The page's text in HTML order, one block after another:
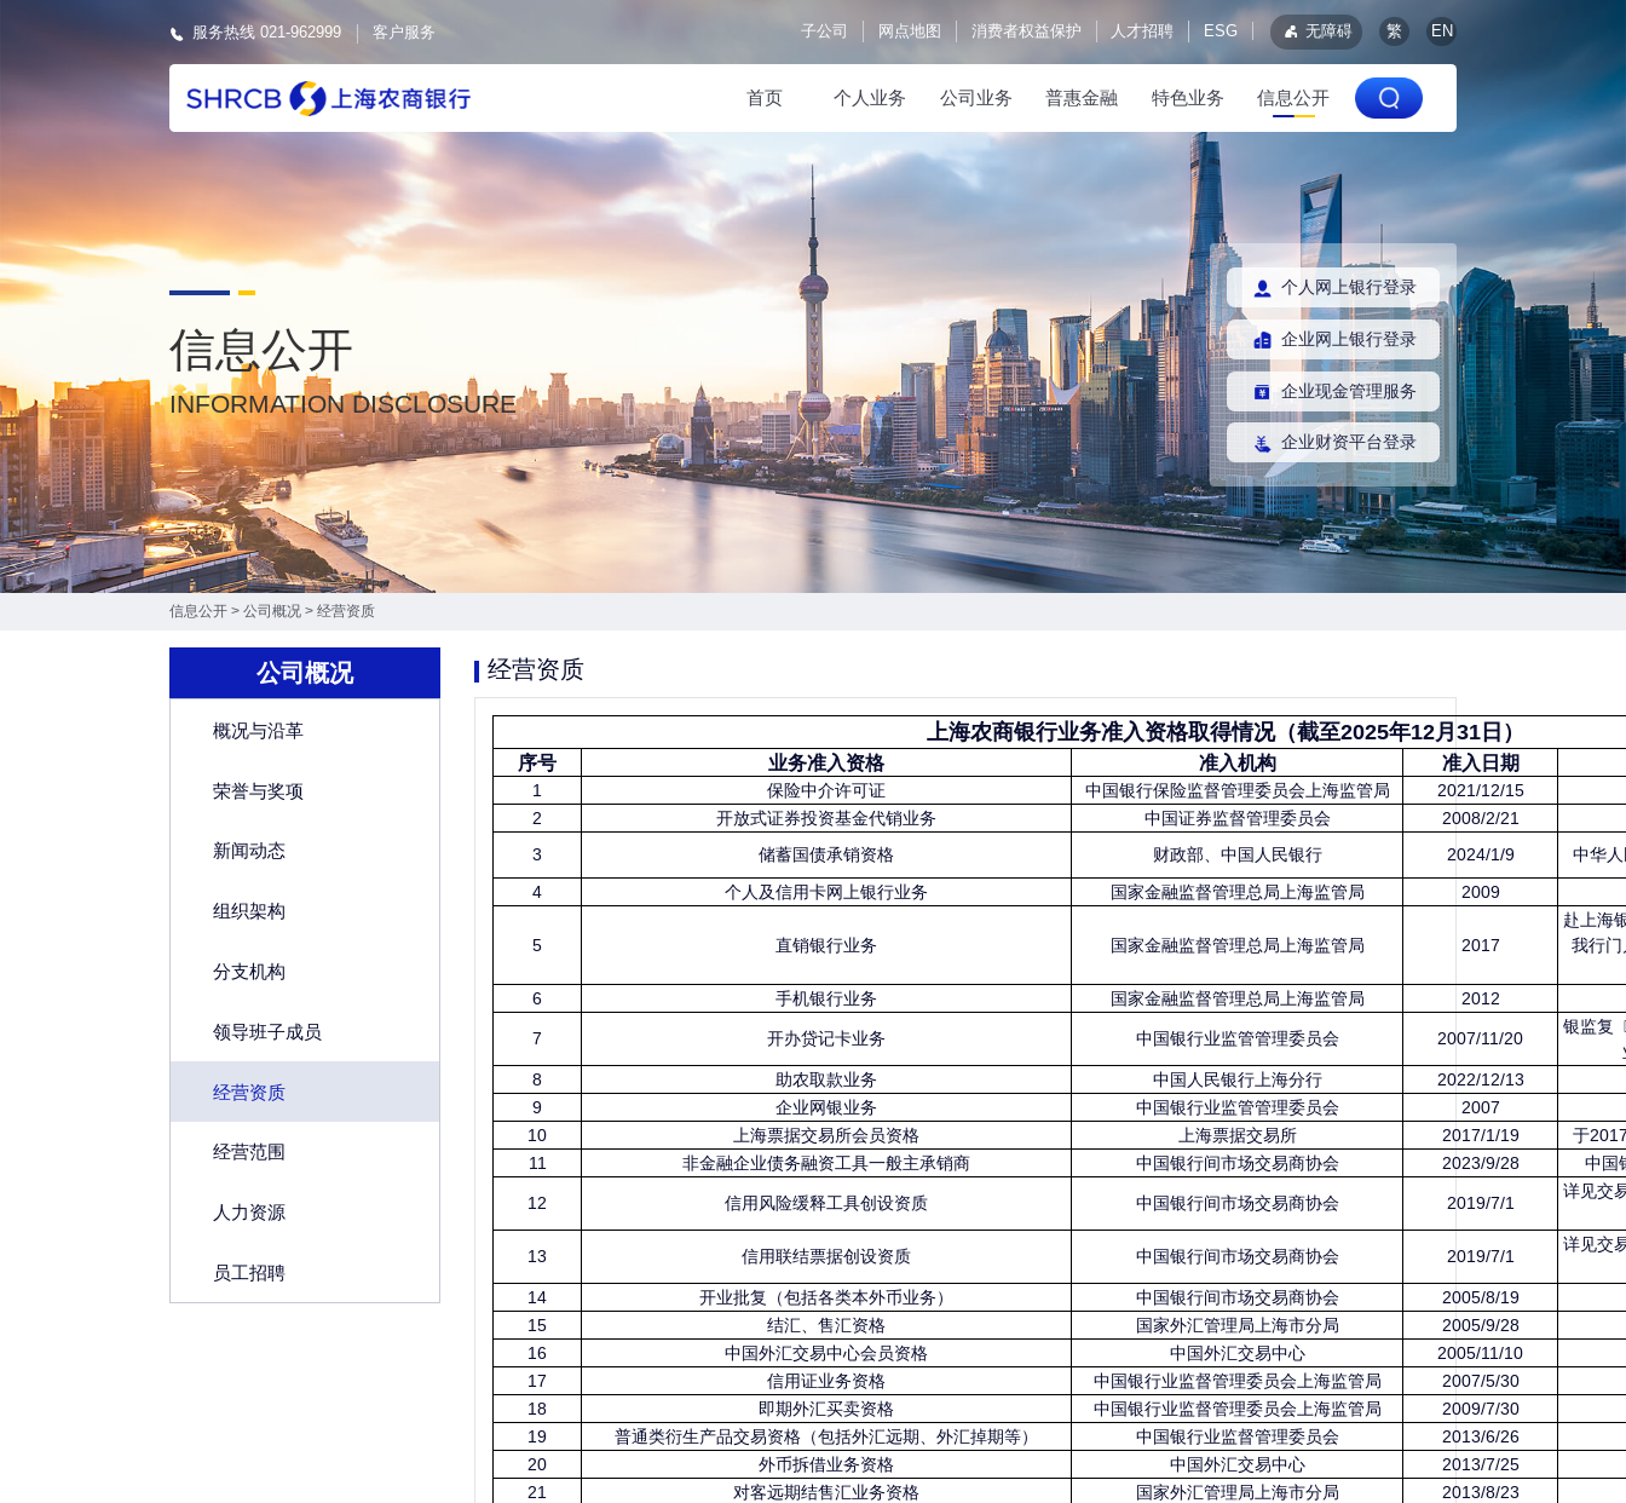
服务热线 021-962999 客户服务 子公司 网点地图 消费者权益保护 人才招聘 ESG 无障碍 繁 EN
个人网上银行登录
企业网上银行登录
企业现金管理服务
企业财资平台登录
首页 个人业务 公司业务 普惠金融 特色业务 信息公开
信息公开
INFORMATION DISCLOSURE
信息公开 > 公司概况 > 经营资质
公司概况
概况与沿革
荣誉与奖项
新闻动态
组织架构
分支机构
领导班子成员
经营资质
经营范围
人力资源
员工招聘
经营资质
上海农商银行业务准入资格取得情况（截至2025年12月31日）
序号 业务准入资格 准入机构 准入日期
1 保险中介许可证 中国银行保险监督管理委员会上海监管局
2021/12/15
2
开放式证券投资基金代销业务 中国证券监督管理委员会
2008/2/21
3
储蓄国债承销资格 财政部、中国人民银行 2024/1/9
中华
4
个人及信用卡网上银行业务 国家金融监督管理总局上海监管局 2009
5 直销银行业务 国家金融监督管理总局上海监管局 2017
赴上海
我行
6 手机银行业务 国家金融监督管理总局上海监管局 2012
7 开办贷记卡业务 中国银行业监管管理委员会 2007/11/20
银监复
8
助农取款业务 中国人民银行上海分行
2022/12/13
9
企业网银业务 中国银行业监管管理委员会
2007
10
上海票据交易所会员资格 上海票据交易所 2017/1/19
于
11
非金融企业债务融资工具一般主承销商 中国银行间市场交易商协会 2023/9/28 中国
12 信用风险缓释工具创设资质 中国银行间市场交易商协会 2019/7/1
详见交
13 信用联结票据创设资质 中国银行间市场交易商协会 2019/7/1
详见交
14 开业批复（包括各类本外币业务） 中国银行间市场交易商协会
2005/8/19
15
结汇、售汇资格 国家外汇管理局上海市分局
2005/9/28
16
中国外汇交易中心会员资格 中国外汇交易中心
2005/11/10
17
信用证业务资格 中国银行业监督管理委员会上海监管局
2007/5/30
18
即期外汇买卖资格 中国银行业监督管理委员会上海监管局
2009/7/30
19
普通类衍生产品交易资格（包括外汇远期、外汇掉期等） 中国银行业监督管理委员会
2013/6/26
20
外币拆借业务资格 中国外汇交易中心
2013/7/25
21
对客远期结售汇业务资格 国家外汇管理局上海市分局
2013/8/23